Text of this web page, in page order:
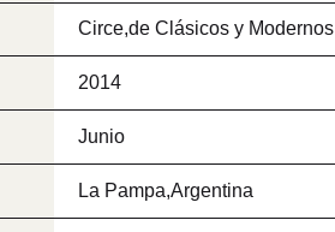
Circe,de Clásicos y Modernos
2014
Junio
La Pampa,Argentina